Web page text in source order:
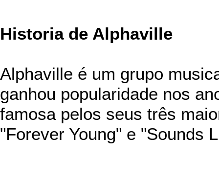
Historia de Alphaville
Alphaville é um grupo
ganhou popularidade nos
famosa pelos seus três
"Forever Young" e "Sounds